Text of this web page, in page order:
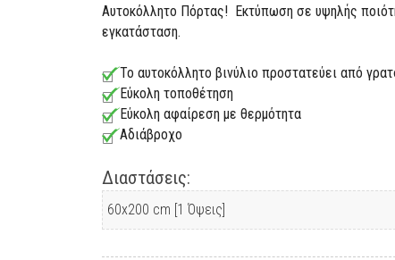
Αυτοκόλλητο Πόρτας! Εκτύπωση σε υψηλής
εγκατάσταση.
Το αυτοκόλλητο βινύλιο προστατεύει από
Εύκολη τοποθέτηση
Εύκολη αφαίρεση με θερμότητα
Αδιάβροχο
Διαστάσεις: